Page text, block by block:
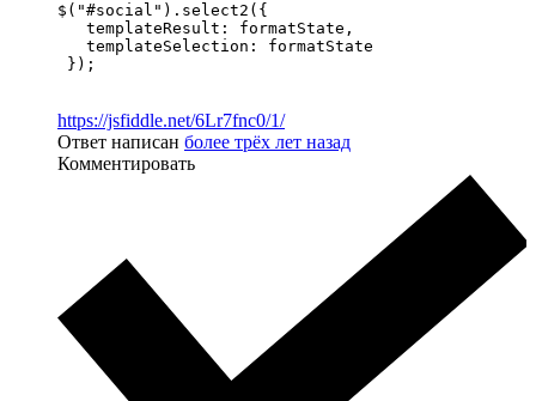
$("#social").select2({
   templateResult: formatState,
   templateSelection: formatState
});
https://jsfiddle.net/6Lr7fnc0/1/
Ответ написан более трёх лет назад
Комментировать